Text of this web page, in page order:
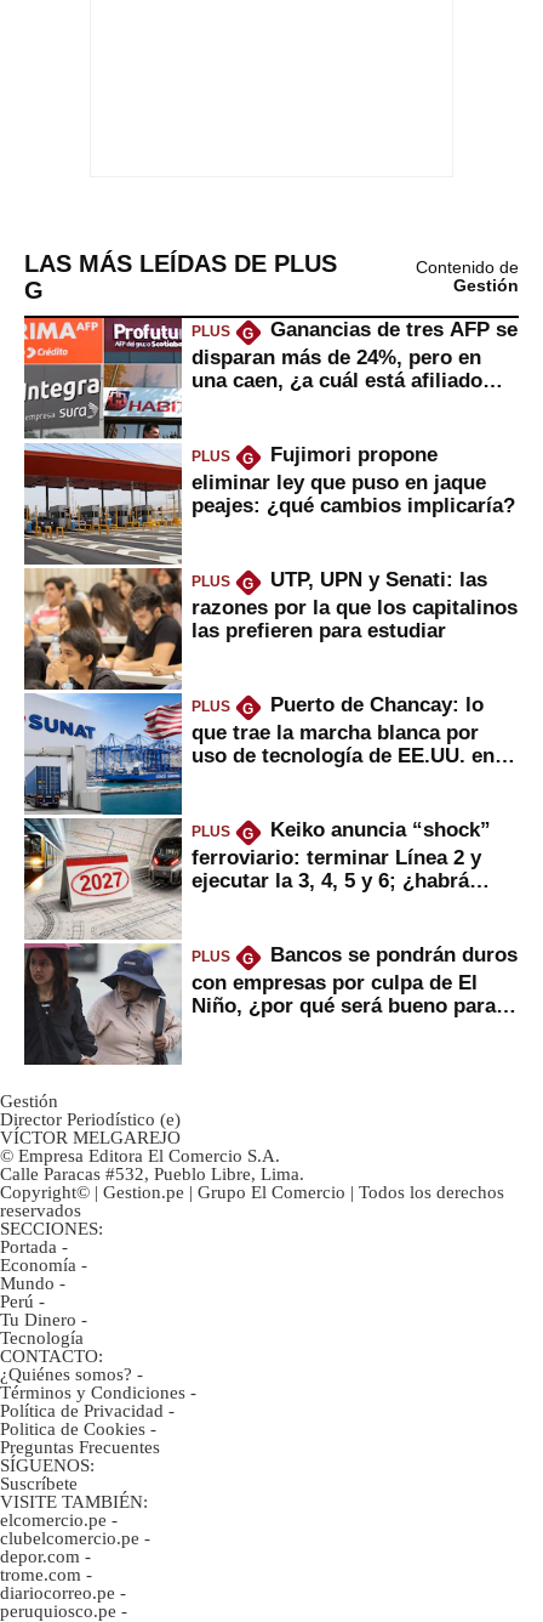
LAS MÁS LEÍDAS DE PLUS
G
Contenido de
Gestión
PLUS G
Ganancias de tres AFP se
disparan más de 24%, pero en
una caen, ¿a cuál está afiliado
PLUS G
Fujimori propone
eliminar ley que puso en jaque
peajes: ¿qué cambios implicaría?
PLUS G
UTP, UPN y Senati: las
razones por la que los capitalinos
las prefieren para estudiar
PLUS G
Puerto de Chancay: lo
que trae la marcha blanca por
uso de tecnología de EE.UU. en
PLUS G
Keiko anuncia “shock”
ferroviario: terminar Línea 2 y
ejecutar la 3, 4, 5 y 6; ¿habrá
PLUS G
Bancos se pondrán duros
con empresas por culpa de El
Niño, ¿por qué será bueno para
Gestión
Director Periodístico (e)
VÍCTOR MELGAREJO
© Empresa Editora El Comercio S.A.
Calle Paracas #532, Pueblo Libre, Lima.
Copyright© | Gestion.pe | Grupo El Comercio | Todos los derechos
reservados
SECCIONES:
Portada -
Economía -
Mundo -
Perú -
Tu Dinero -
Tecnología
CONTACTO:
¿Quiénes somos? -
Términos y Condiciones -
Política de Privacidad -
Politica de Cookies -
Preguntas Frecuentes
SÍGUENOS:
Suscríbete
VISITE TAMBIÉN:
elcomercio.pe -
clubelcomercio.pe -
depor.com -
trome.com -
diariocorreo.pe -
peruquiosco.pe -